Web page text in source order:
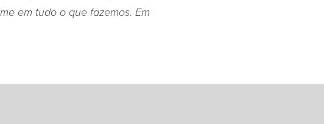
em tudo o que fazemos. Em